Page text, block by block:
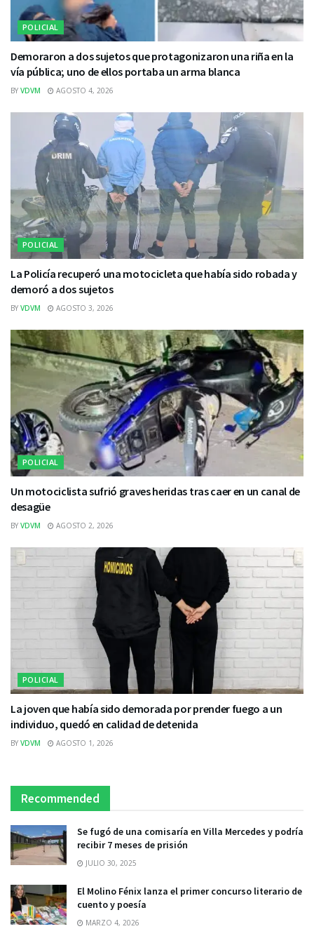
POLICIAL
Demoraron a dos sujetos que protagonizaron una riña en la
vía pública; uno de ellos portaba un arma blanca
BY VDVM AGOSTO 4, 2026
POLICIAL
La Policía recuperó una motocicleta que había sido robada y
demoró a dos sujetos
BY VDVM AGOSTO 3, 2026
POLICIAL
Un motociclista sufrió graves heridas tras caer en un canal de
desagüe
BY VDVM AGOSTO 2, 2026
POLICIAL
La joven que había sido demorada por prender fuego a un
individuo, quedó en calidad de detenida
BY VDVM AGOSTO 1, 2026
Recommended
Se fugó de una comisaría en Villa Mercedes y podría
recibir 7 meses de prisión
JULIO 30, 2025
El Molino Fénix lanza el primer concurso literario de
cuento y poesía
MARZO 4, 2026